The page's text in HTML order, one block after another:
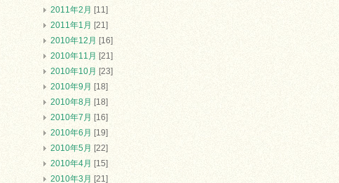
2011年2月 [11]
2011年1月 [21]
2010年12月 [16]
2010年11月 [21]
2010年10月 [23]
2010年9月 [18]
2010年8月 [18]
2010年7月 [16]
2010年6月 [19]
2010年5月 [22]
2010年4月 [15]
2010年3月 [21]